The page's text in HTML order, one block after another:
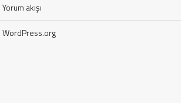
Yorum akışı
WordPress.org